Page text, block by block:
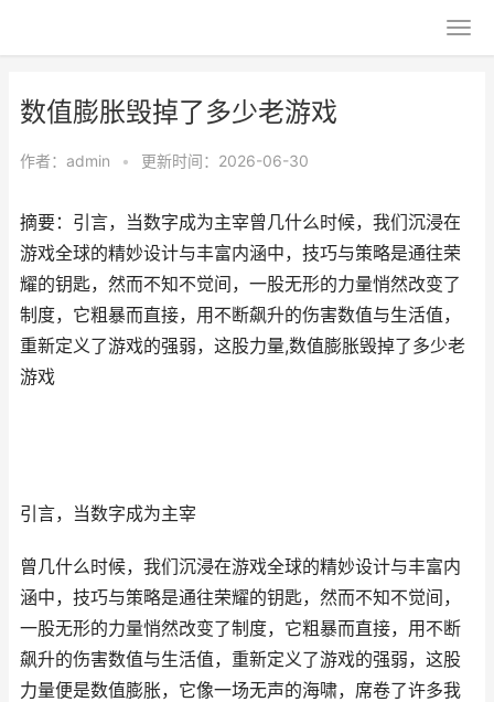
数值膨胀毁掉了多少老游戏
作者： admin • 更新时间：2026-06-30
摘要：引言，当数字成为主宰曾几什么时候，我们沉浸在
游戏全球的精妙设计与丰富内涵中，技巧与策略是通往荣
耀的钥匙，然而不知不觉间，一股无形的力量悄然改变了
制度，它粗暴而直接，用不断飙升的伤害数值与生活值，
重新定义了游戏的强弱，这股力量,数值膨胀毁掉了多少老
游戏
引言，当数字成为主宰
曾几什么时候，我们沉浸在游戏全球的精妙设计与丰富内
涵中，技巧与策略是通往荣耀的钥匙，然而不知不觉间，
一股无形的力量悄然改变了制度，它粗暴而直接，用不断
飙升的伤害数值与生活值，重新定义了游戏的强弱，这股
力量便是数值膨胀，它像一场无声的海啸，席卷了许多我